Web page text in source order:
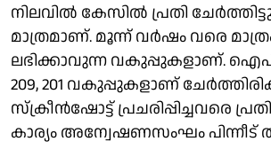
നിലവിൽ കേസിൽ പ്രതി
മാത്രമാണ്. മൂന്ന് വർഷം വരെ
ലഭിക്കാവുന്ന വകുപ്പുകളാണ്.
209, 201 വകുപ്പുകളാണ്
സ്ക്രീൻഷോട്ട് പ്രചരിപ്പിച്ചവരെ
കാര്യം അന്വേഷണസംഘം പിന്നീട്